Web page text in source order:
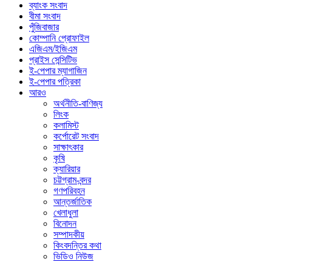
ব্যাংক সংবাদ
বীমা সংবাদ
পুঁজিবাজার
কোম্পানি প্রোফাইল
এজিএম/ইজিএম
প্রাইস সেন্সিটিভ
ই-পেপার ম্যাগাজিন
ই-পেপার পত্রিকা
আরও
অর্থনীতি-বাণিজ্য
লিংক
কলামিস্ট
কর্পোরেট সংবাদ
সাক্ষাৎকার
কৃষি
ক্যারিয়ার
চট্টগ্রাম-বন্দর
গণপরিবহন
আন্তর্জাতিক
খেলাধুলা
বিনোদন
সম্পাদকীয়
কিংবদন্তির কথা
ভিডিও নিউজ